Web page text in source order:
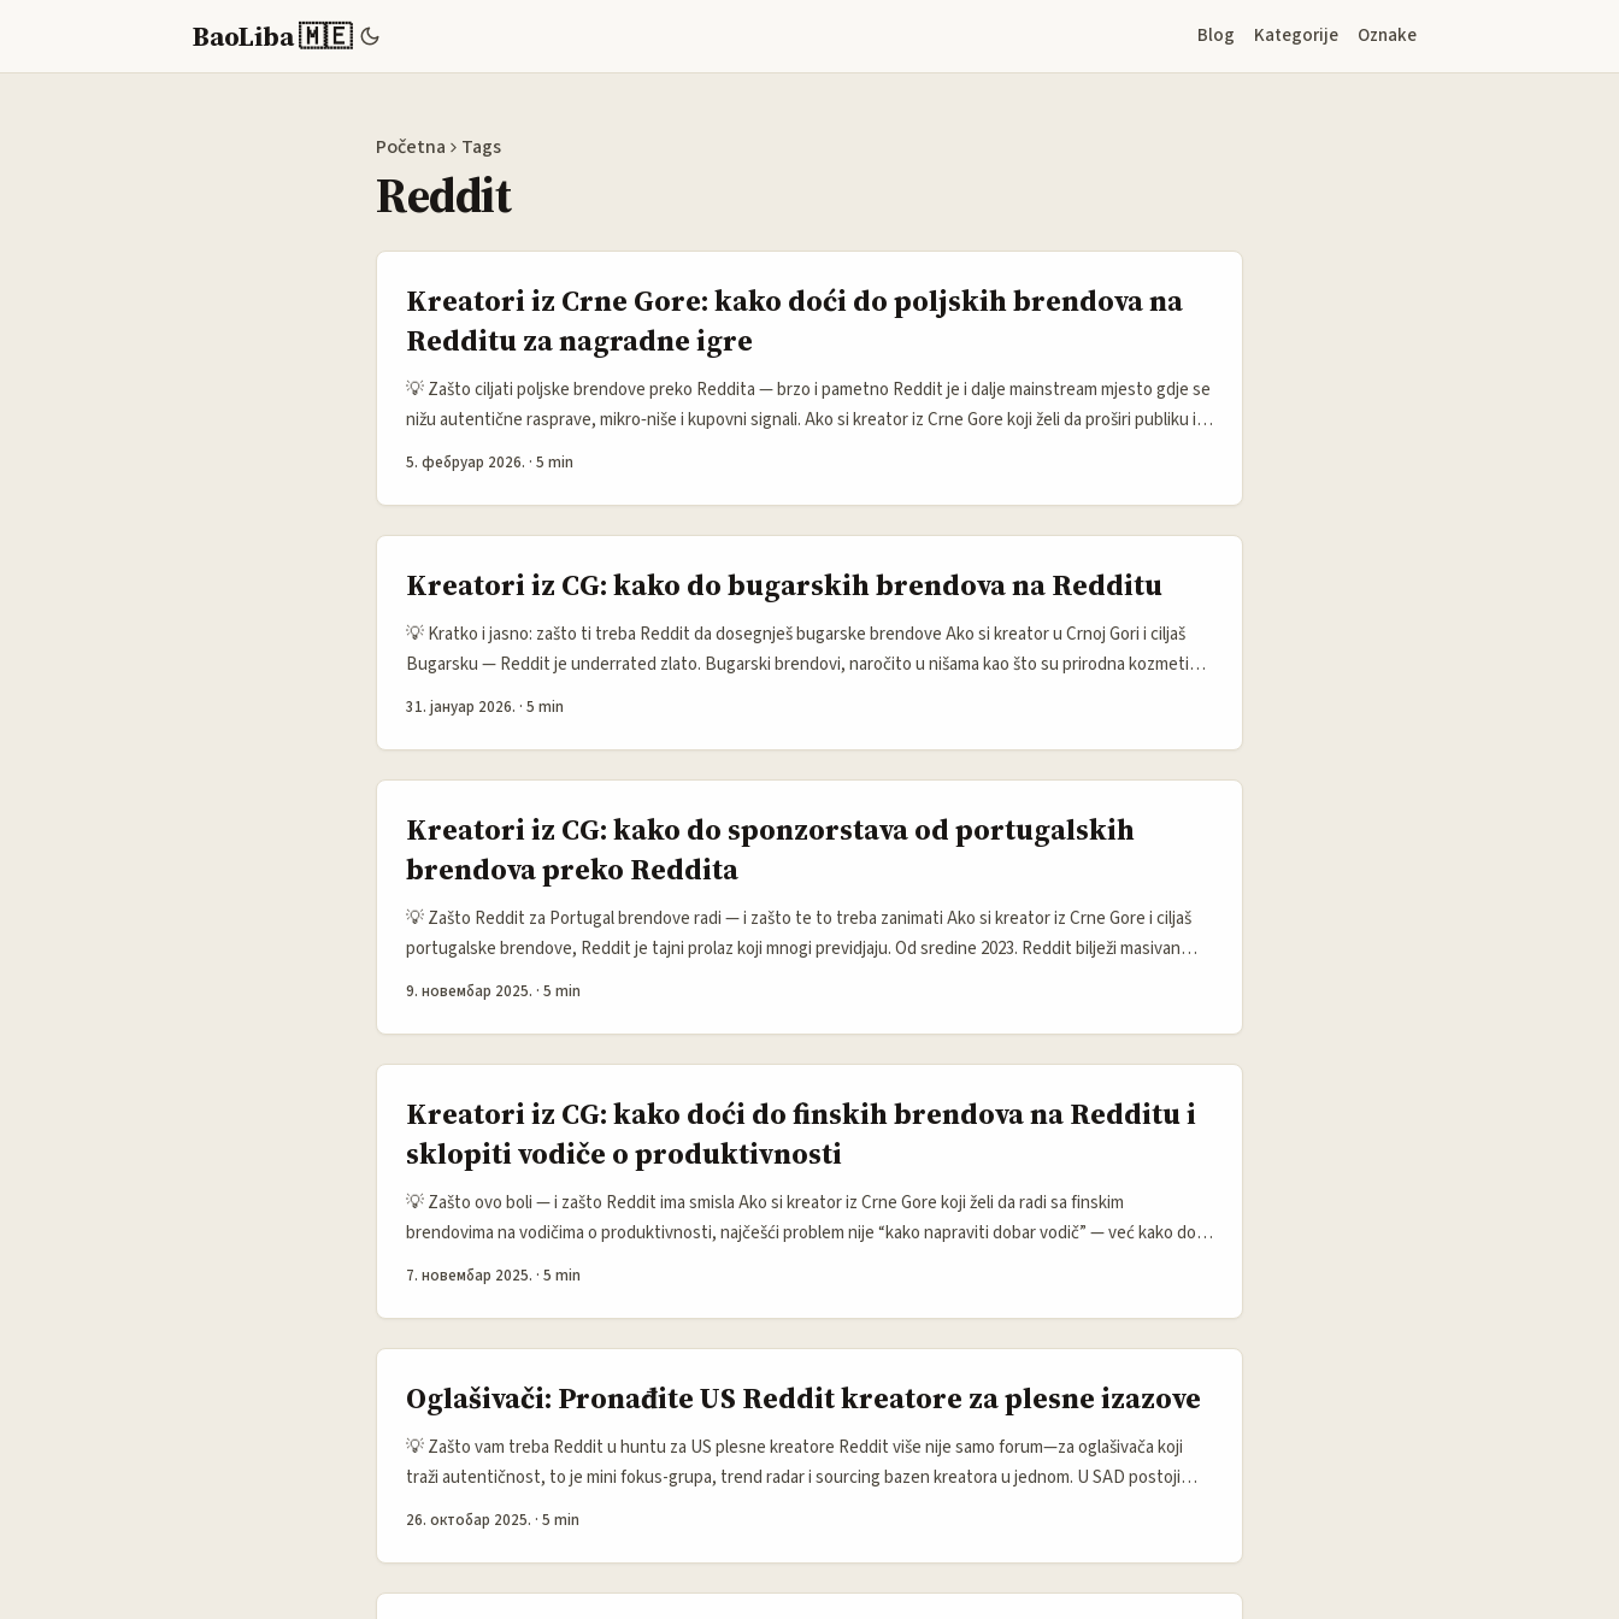
BaoLiba 🇲🇪 Blog Kategorije Oznake
Početna Tags
Reddit
Kreatori iz Crne Gore: kako doći do poljskih brendova na
Redditu za nagradne igre
💡 Zašto ciljati poljske brendove preko Reddita — brzo i pametno Reddit je i dalje mainstream mjesto gdje se
nižu autentične rasprave, mikro‑niše i kupovni signali. Ako si kreator iz Crne Gore koji želi da proširi publiku ili
radi cross‑border giveaway, Poljska je sjajna meta: velika populacija online, aktivni subreddit zajednice
reklamne oglase. ...
5. фебруар 2026. · 5 min
Kreatori iz CG: kako do bugarskih brendova na Redditu
💡 Kratko i jasno: zašto ti treba Reddit da dosegnješ bugarske brendove Ako si kreator u Crnoj Gori i ciljaš
Bugarsku — Reddit je underrated zlato. Bugarski brendovi, naročito u nišama kao što su prirodna kozmetika,
mali prehrambeni proizvođači i turistički servisi, često traže ambassadora koji zna regionalni jezik i ukus
mogućnost da testiraš pitch prije nego ga pošalješ brendu. ...
31. јануар 2026. · 5 min
Kreatori iz CG: kako do sponzorstava od portugalskih
brendova preko Reddita
💡 Zašto Reddit za Portugal brendove radi — i zašto te to treba zanimati Ako si kreator iz Crne Gore i ciljaš
portugalske brendove, Reddit je tajni prolaz koji mnogi previdjaju. Od sredine 2023. Reddit bilježi masivan
rast organskog pretraživačkog saobraćaja (preko 600% u nekim izvorima), što znači da diskusije na
na odluke brendova. ...
9. новембар 2025. · 5 min
Kreatori iz CG: kako doći do finskih brendova na Redditu i
sklopiti vodiče o produktivnosti
💡 Zašto ovo boli — i zašto Reddit ima smisla Ako si kreator iz Crne Gore koji želi da radi sa finskim
brendovima na vodičima o produktivnosti, najčešći problem nije “kako napraviti dobar vodič” — već kako doći
do pravih ljudi i ubediti ih da ulažu u lokalizovan, community-driven sadržaj. Finski brendovi često traže
prema istraživanju kompanije Profound, Reddit je bio najcitiraniji domen u AI platformama između juna 2024. i
avgusta 2025., što potvrđuje da diskusije tamo nose “ljudski uvid” koji brendovi prate. ...
7. новембар 2025. · 5 min
Oglašivači: Pronađite US Reddit kreatore za plesne izazove
💡 Zašto vam treba Reddit u huntu za US plesne kreatore Reddit više nije samo forum—za oglašivača koji
traži autentičnost, to je mini fokus-grupa, trend radar i sourcing bazen kreatora u jednom. U SAD postoji
gomila plesnih zajednica koje redistribuiraju TikTok/Instagram sadržaj, testiraju ritmove i prave meme
OddsRabbit (EINPresswire) pokazuje da kreatori migriraju ka rešenjima koja kombinuju diskusiju i
monetizaciju. To znači da dok tražite talent na Redditu, morate gledati i gde ti kreatori grade mailing liste i
26. октобар 2025. · 5 min